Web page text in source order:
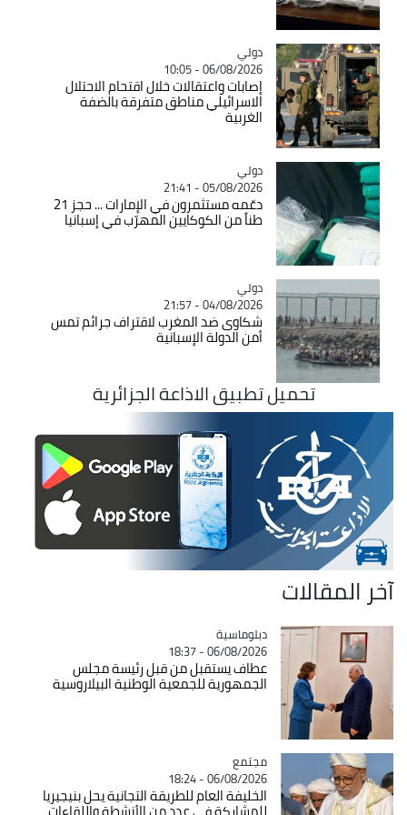
Catégorie
دولي
06/08/2026 - 10:05
إصابات واعتقالات خلال اقتحام الاحتلال
الاسرائيلي مناطق متفرقة بالضفة
الغربية
Catégorie
دولي
05/08/2026 - 21:41
دعّمه مستثمرون في الإمارات ... حجز 21
طناً من الكوكايين المهرّب في إسبانيا
Catégorie
دولي
04/08/2026 - 21:57
شكاوى ضد المغرب لاقتراف جرائم تمس
أمن الدولة الإسبانية
تحميل تطبيق الاذاعة الجزائرية
آخر المقالات
Catégorie
دبلوماسية
06/08/2026 - 18:37
عطاف يستقبل من قبل رئيسة مجلس
الجمهورية للجمعية الوطنية البيلاروسية
Catégorie
مجتمع
06/08/2026 - 18:24
الخليفة العام للطريقة التجانية يحل بنيجيريا